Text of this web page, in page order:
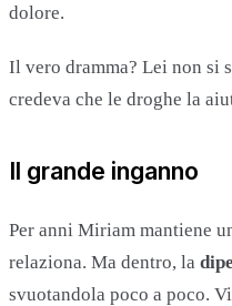
dolore.
Il vero dramma? Lei non si
credeva che le droghe la
Il grande inganno
Per anni Miriam mantiene
relaziona. Ma dentro, la
svuotandola poco a poco.